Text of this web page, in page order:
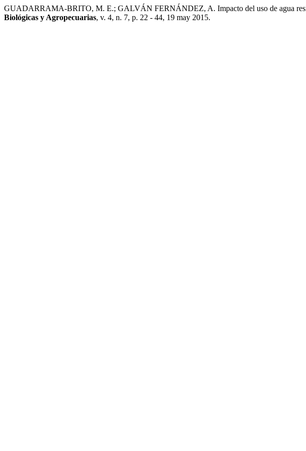
GUADARRAMA-BRITO, M. E.; GALVÁN FERNÁNDEZ, A. Impacto del uso de agua
Biológicas y Agropecuarias, v. 4, n. 7, p. 22 - 44, 19 may 2015.